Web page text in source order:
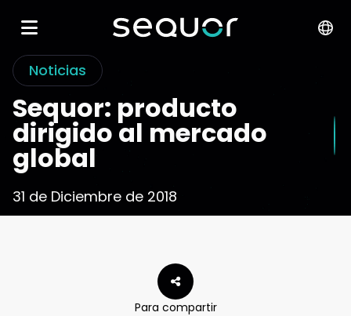
Noticias
Sequor: producto
dirigido al mercado
global
31 de Diciembre de 2018
Para compartir